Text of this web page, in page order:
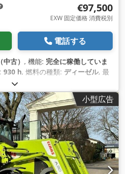
€97,500
EXW 固定価格 消費税別
電話する
古） , 機能: 完全に稼働していま
930 h, 燃料の種類: ディーゼル, 最
小型広告